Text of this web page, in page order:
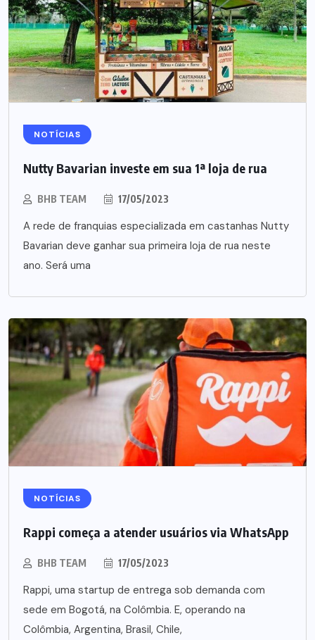
NOTÍCIAS
Nutty Bavarian investe em sua 1ª loja de rua
BHB TEAM 17/05/2023
A rede de franquias especializada em castanhas Nutty
Bavarian deve ganhar sua primeira loja de rua neste
ano. Será uma
NOTÍCIAS
Rappi começa a atender usuários via WhatsApp
BHB TEAM 17/05/2023
Rappi, uma startup de entrega sob demanda com
sede em Bogotá, na Colômbia. E, operando na
Colômbia, Argentina, Brasil, Chile,